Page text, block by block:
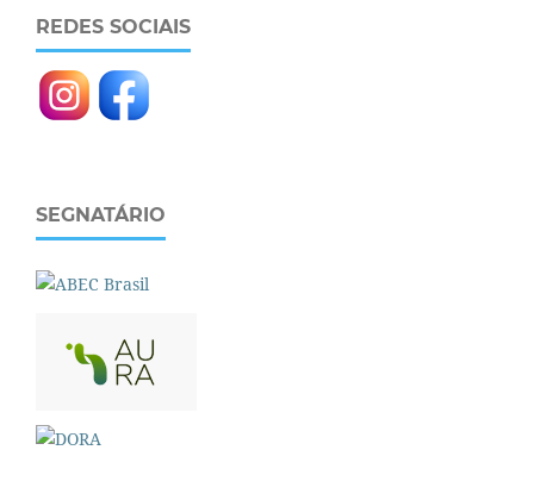
REDES SOCIAIS
SEGNATÁRIO